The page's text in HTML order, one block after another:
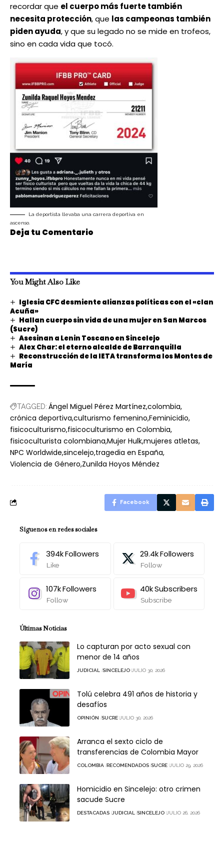
recordar que el cuerpo más fuerte también
necesita protección, que las campeonas también
piden ayuda, y que su legado no se mide en trofeos,
sino en cada vida que tocó.
La deportista llevaba una carrera deportiva en
ascenso.
Deja tu Comentario
You Might Also Like
Iglesia CFC desmiente alianzas políticas con el «clan
Acuña»
Hallan cuerpo sin vida de una mujer en San Marcos
(Sucre)
Asesinan a Lenin Toscano en Sincelejo
Alex Char: el eterno alcalde de Barranquilla
Reconstrucción de la IETA transforma los Montes de
María
TAGGED: Ángel Miguel Pérez Martínez colombia
crónica deportiva culturismo femenino Feminicidio
fisicoculturismo fisicoculturismo en Colombia
fisicoculturista colombiana Mujer Hulkmujeres atletas
NPC Worldwide sincelejo tragedia en España
Violencia de Género Zunilda Hoyos Méndez
Facebook
Síguenos en redes sociales
394kFollowers
Like
29.4kFollowers
Follow
107kFollowers
Follow
40kSubscribers
Subscribe
Últimas Noticias
Lo capturan por acto sexual con
menor de 14 años
JUDICIAL SINCELEJO JULIO 30, 2026
Tolú celebra 491 años de historia y
desafíos
OPINIÓN SUCRE JULIO 30, 2026
Arranca el sexto ciclo de
transferencias de Colombia Mayor
COLOMBIA RECOMENDADOS SUCRE JULIO 29, 2026
Homicidio en Sincelejo: otro crimen
sacude Sucre
DESTACADAS JUDICIAL SINCELEJO JULIO 26, 2026